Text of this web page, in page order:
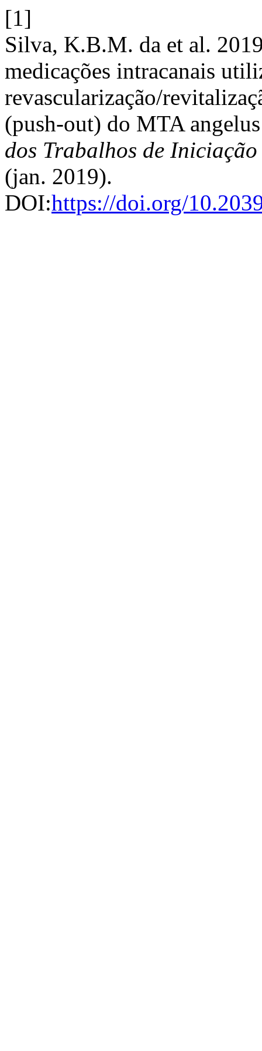
[1]
Silva, K.B.M. da et al.
medicações intracanais
revascularização/
(push-out) do MTA
dos Trabalhos de
(jan. 2019).
DOI:https://doi.org/